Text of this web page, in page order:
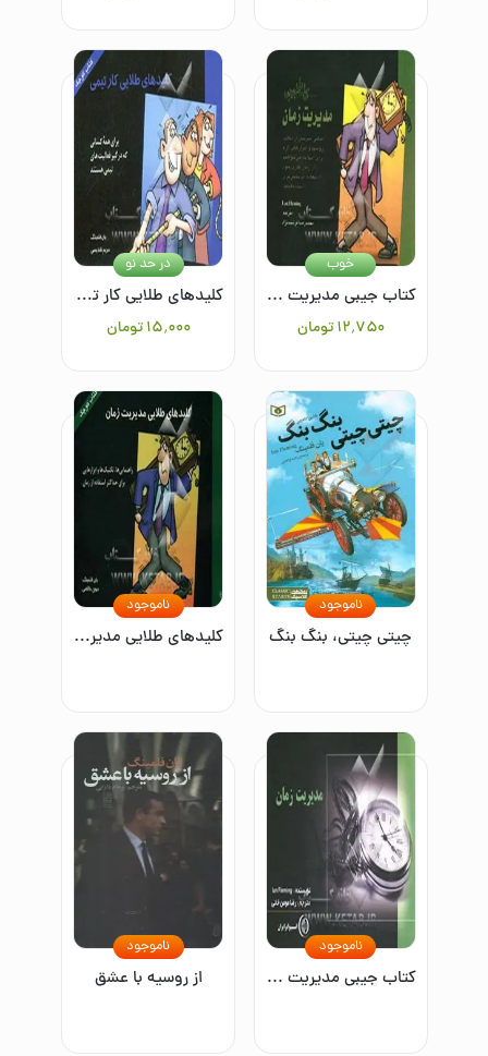
کتاب جیبی مدیریت زمان
۱۲٬۷۵۰ تومان
خوب
کلیدهای طلایی کار تیمی
۱۵٬۰۰۰ تومان
در حد نو
چیتی چیتی، بنگ بنگ
ناموجود
کلیدهای طلایی مدیریت زمان
ناموجود
کتاب جیبی مدیریت زمان
ناموجود
از روسیه با عشق
ناموجود